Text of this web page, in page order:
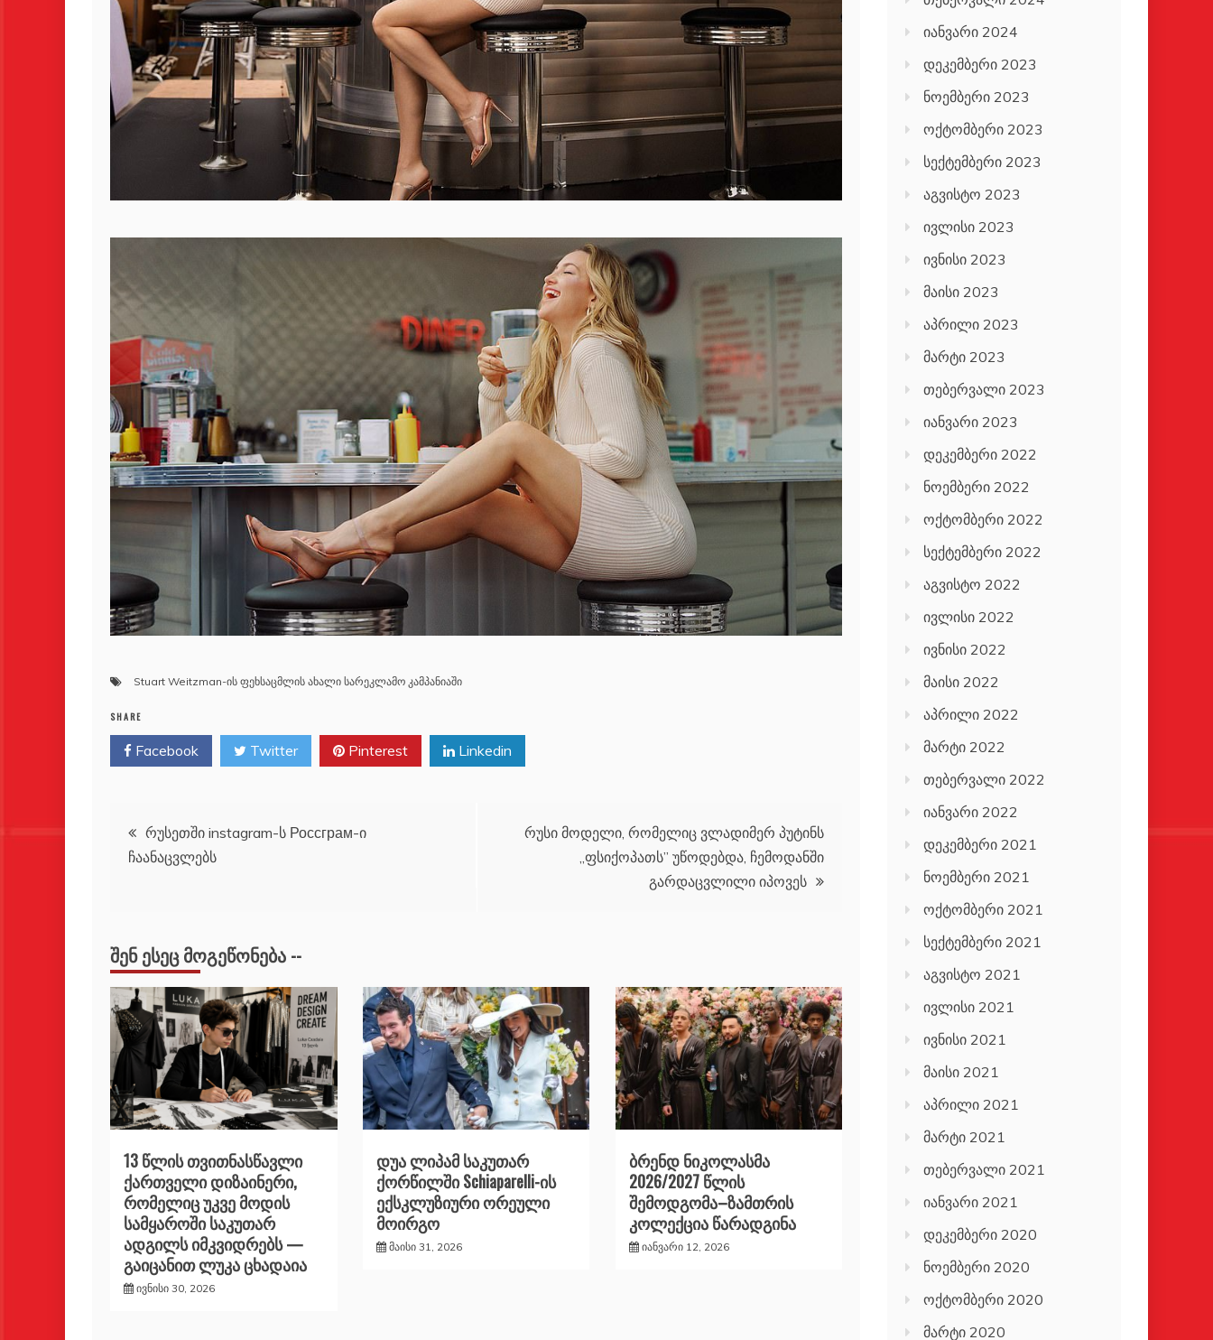
Stuart Weitzman-ის ფეხსაცმლის ახალი სარეკლამო კამპანიაში
SHARE
Facebook Twitter Pinterest Linkedin
პოსტის
ნავიგაცია
რუსეთში instagram-ს Россграм-ი
ჩაანაცვლებს
რუსი მოდელი, რომელიც ვლადიმერ პუტინს
,,ფსიქოპათს” უწოდებდა, ჩემოდანში
გარდაცვლილი იპოვეს
ᲨᲔᲜ ᲔᲡᲔᲪ ᲛᲝᲒᲔᲬᲝᲜᲔᲑᲐ --
13 წლის თვითნასწავლი
ქართველი დიზაინერი,
რომელიც უკვე მოდის
სამყაროში საკუთარ
ადგილს იმკვიდრებს —
გაიცანით ლუკა ცხადაია
ივნისი 30, 2026
დუა ლიპამ საკუთარ
ქორწილში Schiaparelli-ის
ექსკლუზიური ორეული
მოირგო
მაისი 31, 2026
ბრენდ ნიკოლასმა
2026/2027 წლის
შემოდგომა–ზამთრის
კოლექცია წარადგინა
იანვარი 12, 2026
იანვარი 2024
დეკემბერი 2023
ნოემბერი 2023
ოქტომბერი 2023
სექტემბერი 2023
აგვისტო 2023
ივლისი 2023
ივნისი 2023
მაისი 2023
აპრილი 2023
მარტი 2023
თებერვალი 2023
იანვარი 2023
დეკემბერი 2022
ნოემბერი 2022
ოქტომბერი 2022
სექტემბერი 2022
აგვისტო 2022
ივლისი 2022
ივნისი 2022
მაისი 2022
აპრილი 2022
მარტი 2022
თებერვალი 2022
იანვარი 2022
დეკემბერი 2021
ნოემბერი 2021
ოქტომბერი 2021
სექტემბერი 2021
აგვისტო 2021
ივლისი 2021
ივნისი 2021
მაისი 2021
აპრილი 2021
მარტი 2021
თებერვალი 2021
იანვარი 2021
დეკემბერი 2020
ნოემბერი 2020
ოქტომბერი 2020
მარტი 2020